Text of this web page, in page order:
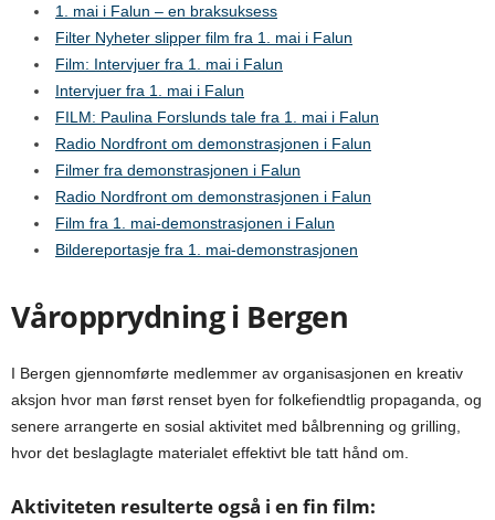
1. mai i Falun – en braksuksess
Filter Nyheter slipper film fra 1. mai i Falun
Film: Intervjuer fra 1. mai i Falun
Intervjuer fra 1. mai i Falun
FILM: Paulina Forslunds tale fra 1. mai i Falun
Radio Nordfront om demonstrasjonen i Falun
Filmer fra demonstrasjonen i Falun
Radio Nordfront om demonstrasjonen i Falun
Film fra 1. mai-demonstrasjonen i Falun
Bildereportasje fra 1. mai-demonstrasjonen
Våropprydning i Bergen
I Bergen gjennomførte medlemmer av organisasjonen en kreativ
aksjon hvor man først renset byen for folkefiendtlig propaganda, og
senere arrangerte en sosial aktivitet med bålbrenning og grilling,
hvor det beslaglagte materialet effektivt ble tatt hånd om.
Aktiviteten resulterte også i en fin film: